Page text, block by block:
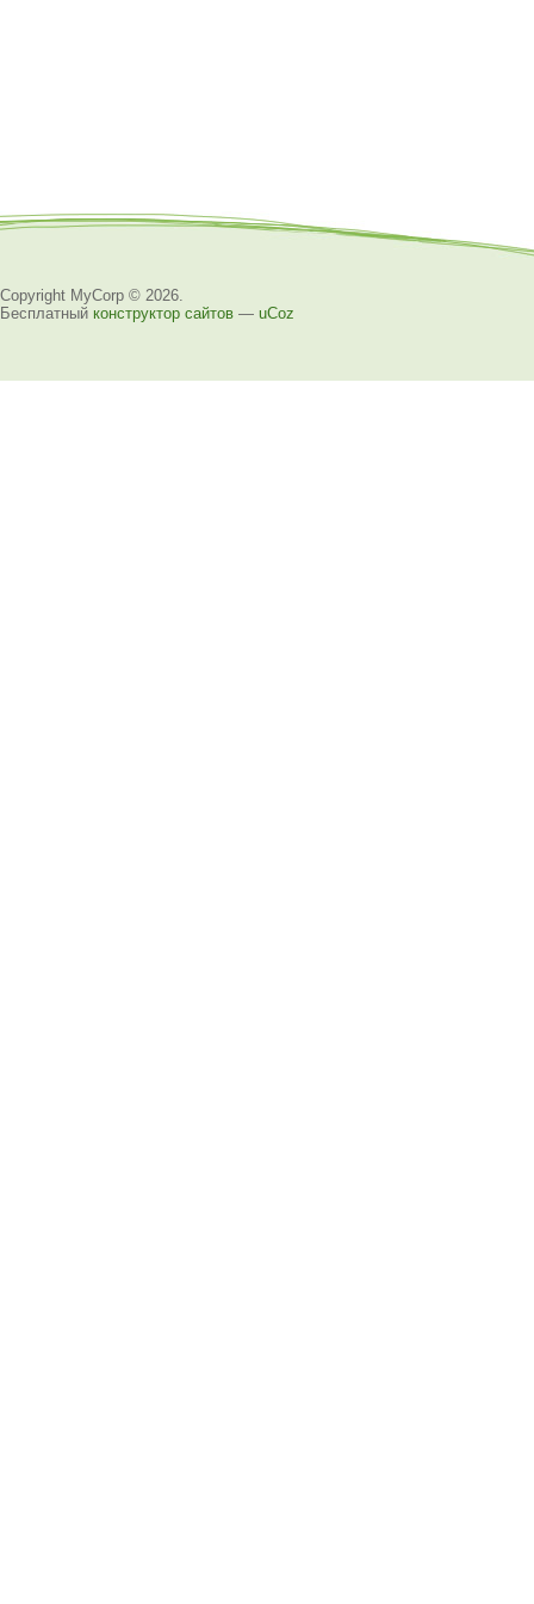
Copyright MyCorp © 2026
Бесплатный конструктор сайтов — uCoz